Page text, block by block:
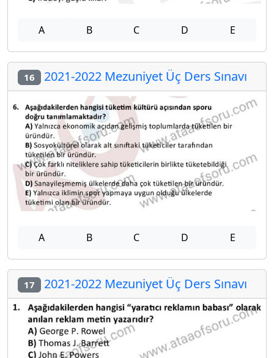
A B C D E
16 2021-2022 Mezuniyet Üç Ders Sınavı
A B C D E
17 2021-2022 Mezuniyet Üç Ders Sınavı